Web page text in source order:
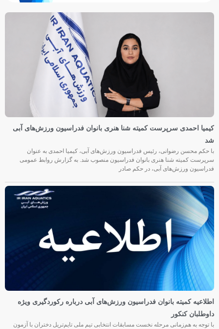
کیمیا احمدی سرپرست کمیته شنا هنری بانوان فدراسیون ورزش‌های آبی
شد
با حکم محسن رضوانی، رئیس فدراسیون ورزش‌های آبی، کیمیا احمدی به عنوان
سرپرست کمیته شنا هنری بانوان فدراسیون منصوب شد. به گزارش روابط عمومی
فدراسیون ورزش‌های آبی، در حکم صادر
اطلاعیه کمیته بانوان فدراسیون ورزش‌های آبی درباره رکوردگیری ویژه
داوطلبان کنکور
با توجه به هم‌زمانی مرحله نخست مسابقات انتخابی تیم ملی تایم‌تریل دختران با آزمون